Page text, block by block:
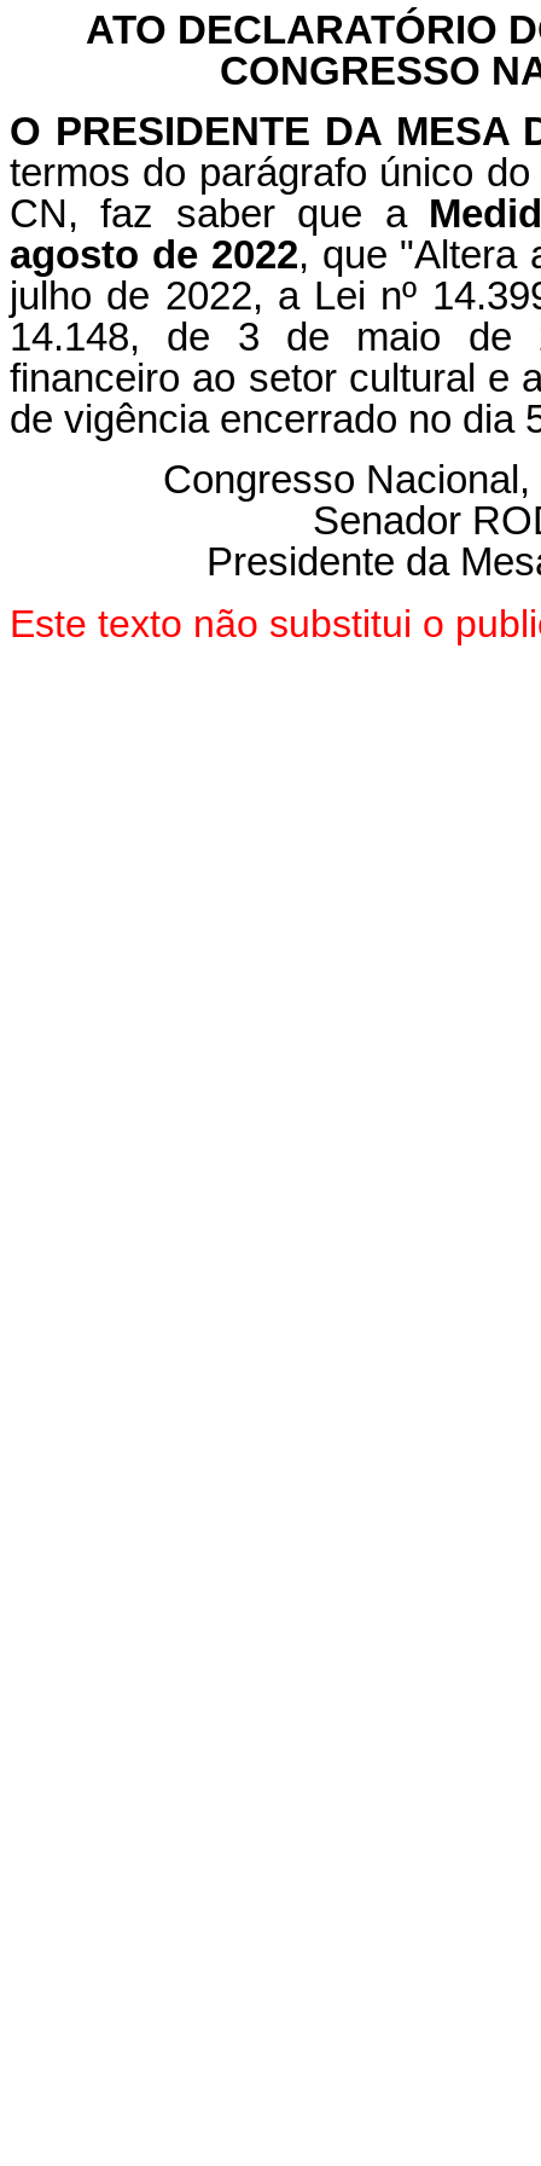
ATO DECLARATÓRIO
CONGRESSO
O PRESIDENTE DA MESA
termos do parágrafo único
CN, faz saber que a
agosto de 2022, que "Altera
julho de 2022, a Lei nº
14.148, de 3 de maio de
financeiro ao setor cultural e
de vigência encerrado no dia
Congresso
Senador
Presidente da
Este texto não substitui o